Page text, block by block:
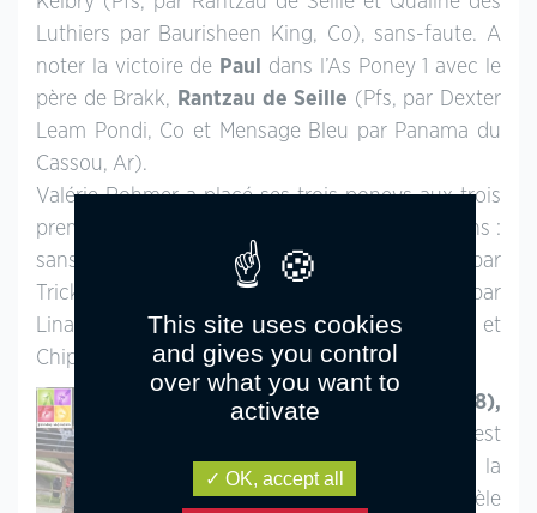
Luthiers par Baurisheen King, Co), sans-faute. A
noter la victoire de Paul
dans l’As Poney 1 avec le
père de Brakk,
Rantzau de Seille (Pfs, par Dexter
Leam Pondi, Co et Mensage Bleu par Panama du
Cassou, Ar).
Valérie Rohmer a placé ses trois poneys aux trois
premières places du Grand Prix Future Elite 7 ans :
sans-faute avec Cassandre Meniljean (Pfs, par
Tricky Choice du Péna et Ulotte Meniljean par
Linaro SL, Drp), 4 points avec Chupa Chups et
Chipie Meniljean.
A
Charette (38),
s’est
imposée dans la
Vitesse avec sa fidèle
This site uses cookies
and gives you control
over what you want to
activate
OK, accept all